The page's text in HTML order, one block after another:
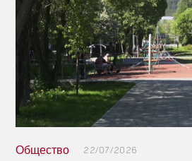
Общество 22/07/2026